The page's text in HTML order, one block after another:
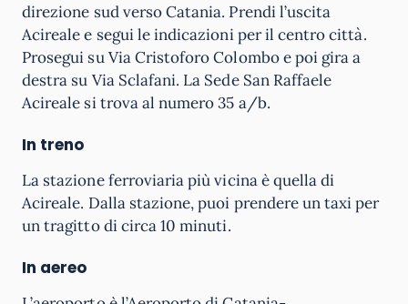
direzione sud verso Catania. Prendi l’uscita
Acireale e segui le indicazioni per il centro città.
Prosegui su Via Cristoforo Colombo e poi gira a
destra su Via Sclafani. La Sede San Raffaele
Acireale si trova al numero 35 a/b.
In treno
La stazione ferroviaria più vicina è quella di
Acireale. Dalla stazione, puoi prendere un taxi per
un tragitto di circa 10 minuti.
In aereo